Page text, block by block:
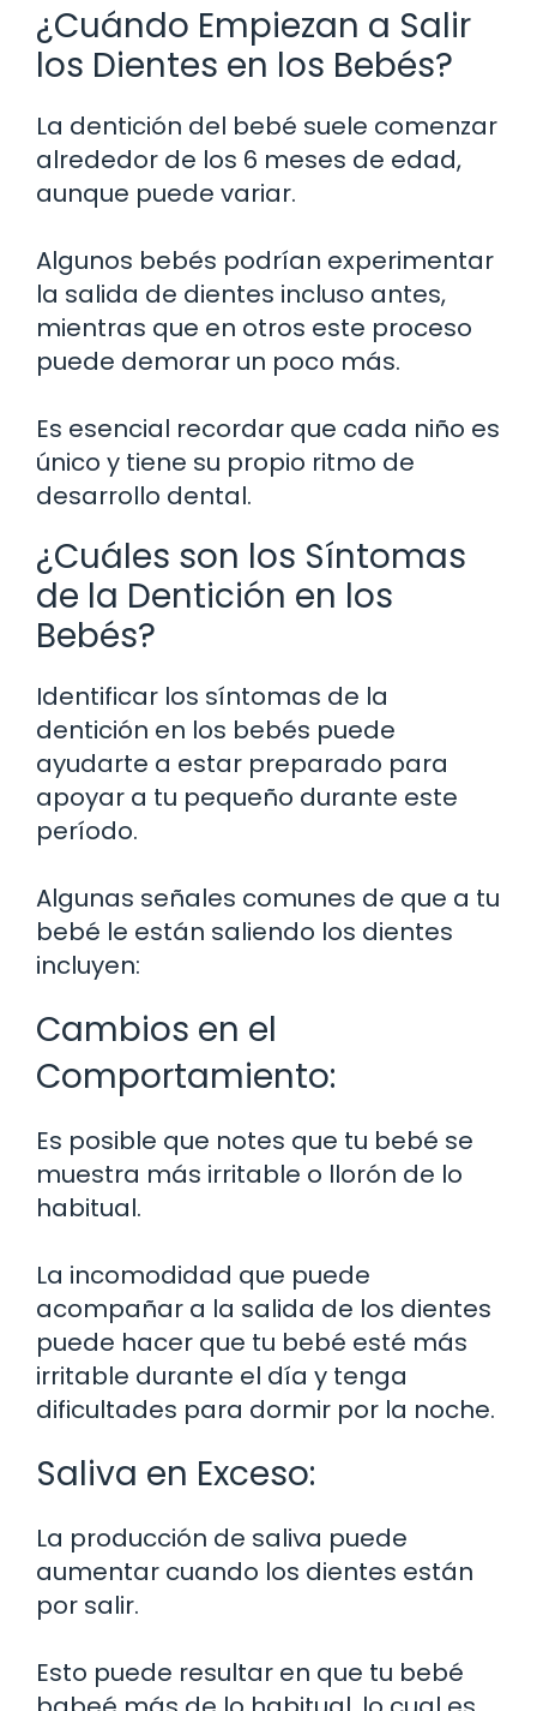
¿Cuándo Empiezan a Salir
los Dientes en los Bebés?
La dentición del bebé suele comenzar
alrededor de los 6 meses de edad,
aunque puede variar.
Algunos bebés podrían experimentar
la salida de dientes incluso antes,
mientras que en otros este proceso
puede demorar un poco más.
Es esencial recordar que cada niño es
único y tiene su propio ritmo de
desarrollo dental.
¿Cuáles son los Síntomas
de la Dentición en los
Bebés?
Identificar los síntomas de la
dentición en los bebés puede
ayudarte a estar preparado para
apoyar a tu pequeño durante este
período.
Algunas señales comunes de que a tu
bebé le están saliendo los dientes
incluyen:
Cambios en el
Comportamiento:
Es posible que notes que tu bebé se
muestra más irritable o llorón de lo
habitual.
La incomodidad que puede
acompañar a la salida de los dientes
puede hacer que tu bebé esté más
irritable durante el día y tenga
dificultades para dormir por la noche.
Saliva en Exceso:
La producción de saliva puede
aumentar cuando los dientes están
por salir.
Esto puede resultar en que tu bebé